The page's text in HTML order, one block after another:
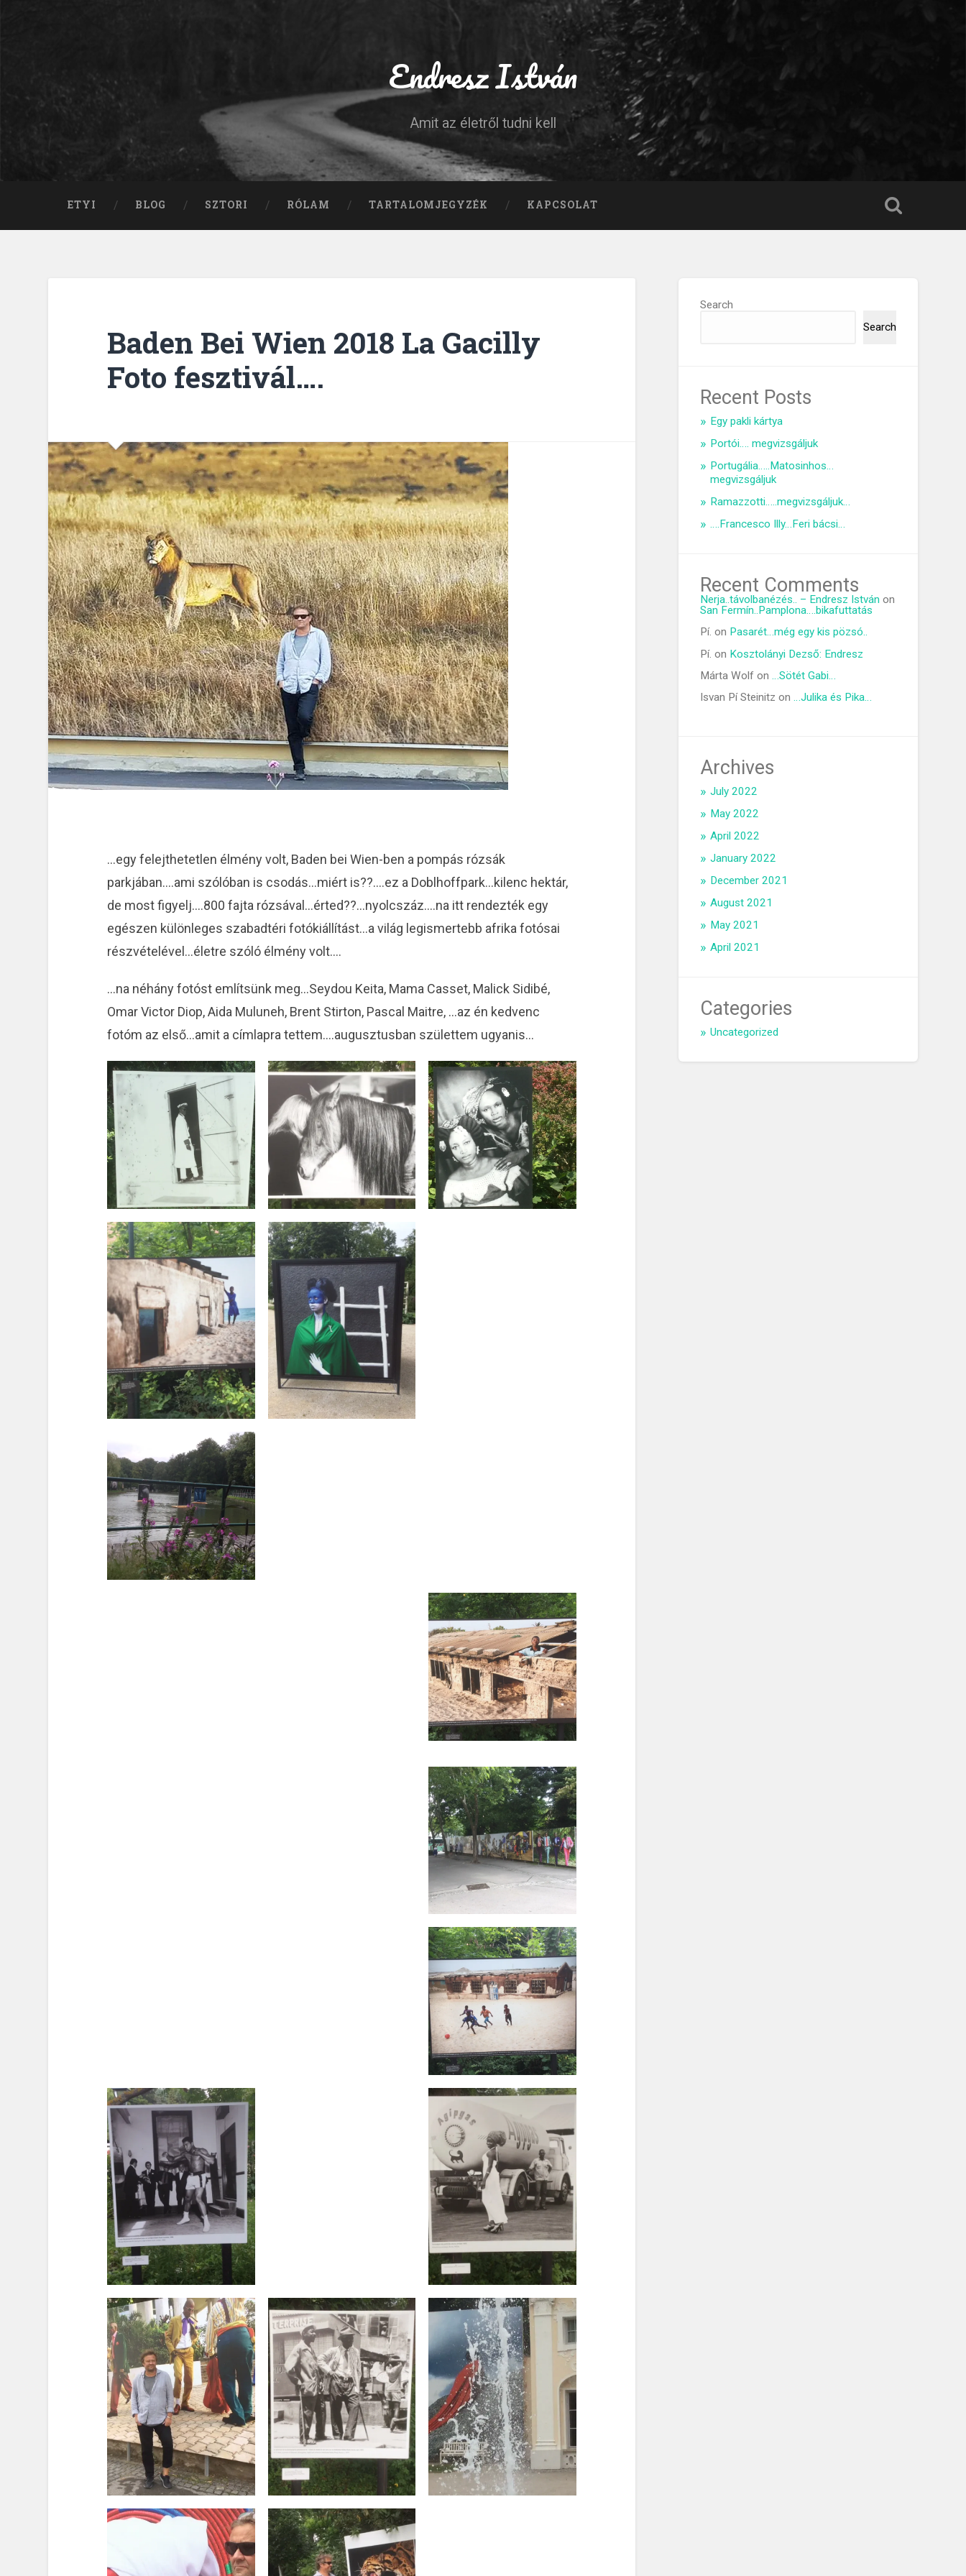
Endresz István
Amit az életről tudni kell
ETYI BLOG SZTORI RÓLAM TARTALOMJEGYZÉK KAPCSOLAT
Baden Bei Wien 2018 La Gacilly
Foto fesztivál….
…egy felejthetetlen élmény volt, Baden bei Wien-ben a pompás rózsák
parkjában….ami szólóban is csodás…miért is??….ez a Doblhoffpark…kilenc hektár,
de most figyelj….800 fajta rózsával…érted??…nyolcszáz….na itt rendezték egy
egészen különleges szabadtéri fotókiállítást…a világ legismertebb afrika fotósai
részvételével…életre szóló élmény volt….
…na néhány fotóst említsünk meg…Seydou Keita, Mama Casset, Malick Sidibé,
Omar Victor Diop, Aida Muluneh, Brent Stirton, Pascal Maitre, …az én kedvenc
fotóm az első…amit a címlapra tettem….augusztusban születtem ugyanis…
Search
Search
Recent Posts
Egy pakli kártya
Portói…. megvizsgáljuk
Portugália…..Matosinhos…
megvizsgáljuk
Ramazzotti…..megvizsgáljuk…
….Francesco Illy…Feri bácsi…
Recent Comments
Nerja..távolbanézés.. – Endresz István on
San Fermín..Pamplona….bikafuttatás
Pí. on Pasarét…még egy kis pözsó..
Pí. on Kosztolányi Dezső: Endresz
Márta Wolf on…Sötét Gabi…
Isvan Pí Steinitz on…Julika és Pika…
Archives
July 2022
May 2022
April 2022
January 2022
December 2021
August 2021
May 2021
April 2021
Categories
Uncategorized